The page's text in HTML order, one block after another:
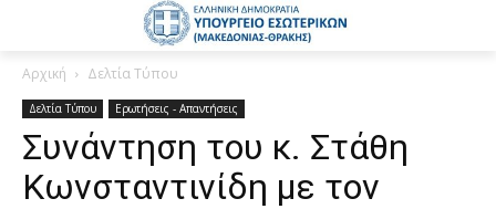
Αρχική Δελτία Τύπου
Δελτία Τύπου Ερωτήσεις - Απαντήσεις
Συνάντηση του κ. Στάθη
Κωνσταντινίδη με τον